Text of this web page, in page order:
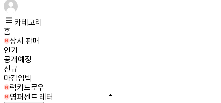
카테고리
홈
상시 판매
인기
공개예정
신규
마감임박
럭키드로우
영퍼센트 레터